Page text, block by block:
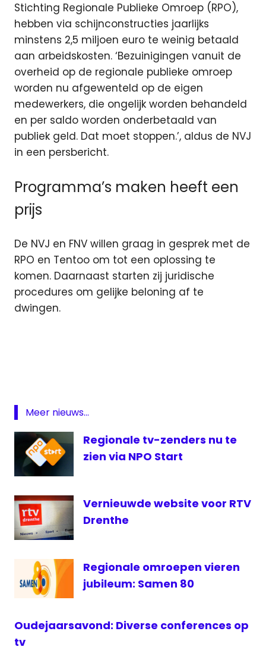
Stichting Regionale Publieke Omroep (RPO),
hebben via schijnconstructies jaarlijks
minstens 2,5 miljoen euro te weinig betaald
aan arbeidskosten. ‘Bezuinigingen vanuit de
overheid op de regionale publieke omroep
worden nu afgewenteld op de eigen
medewerkers, die ongelijk worden behandeld
en per saldo worden onderbetaald van
publiek geld. Dat moet stoppen.’, aldus de NVJ
in een persbericht.
Programma’s maken heeft een
prijs
De NVJ en FNV willen graag in gesprek met de
RPO en Tentoo om tot een oplossing te
komen. Daarnaast starten zij juridische
procedures om gelijke beloning af te
dwingen.
Media
Brabant
Omroep
Fryslan
West
payroll
regionale
regionale
omroepen
RTV
Drenthe
Meer nieuws...
Regionale tv-zenders nu te
zien via NPO Start
Vernieuwde website voor RTV
Drenthe
Regionale omroepen vieren
jubileum: Samen 80
Oudejaarsavond: Diverse conferences op
tv